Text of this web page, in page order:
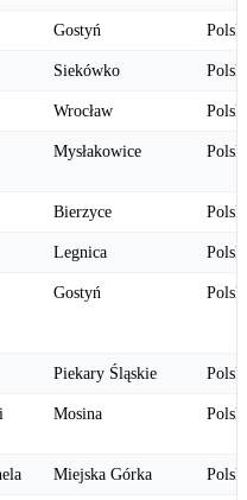
Gostyń
Siekówko
Wrocław
Mysłakowice
Bierzyce
Legnica
Gostyń
Piekary Śląskie
Mosina
Miejska Górka